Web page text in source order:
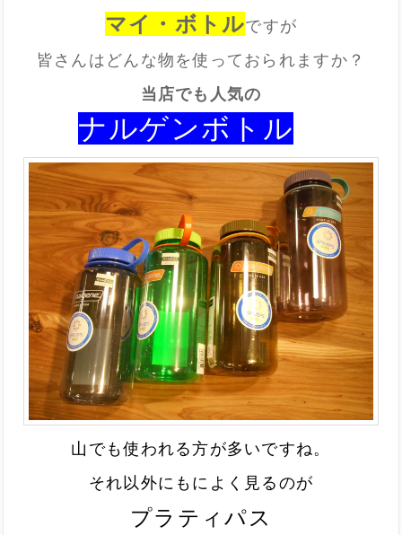
マイ・ボトルですが
皆さんはどんな物を使っておられますか？
当店でも人気の
ナルゲンボトル
山でも使われる方が多いですね。
それ以外にもによく見るのが
プラティパス